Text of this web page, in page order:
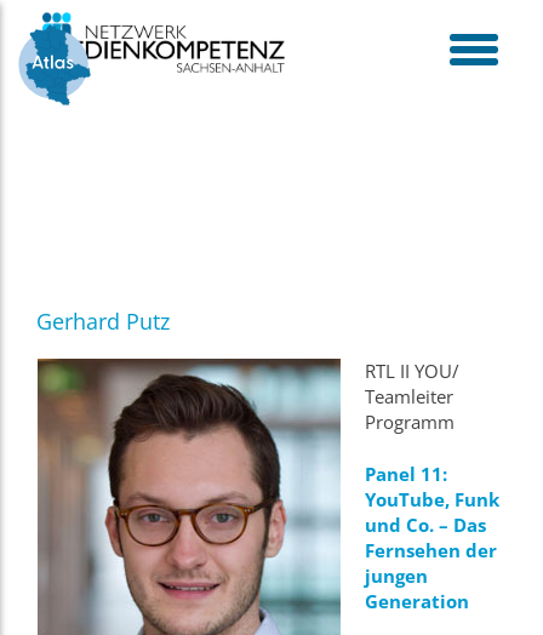
toggle
menu
Skip
content
Gerhard Putz
RTL II YOU/
Teamleiter
Programm
Panel 11:
YouTube, Funk
und Co. – Das
Fernsehen der
jungen
Generation